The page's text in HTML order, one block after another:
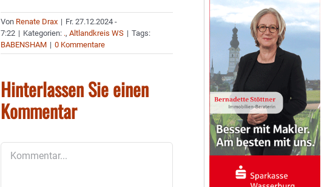
Von Renate Drax | Fr. 27.12.2024 -
7:22 | Kategorien: .,Altlandkreis WS | Tags:
BABENSHAM | 0 Kommentare
Hinterlassen Sie einen
Kommentar